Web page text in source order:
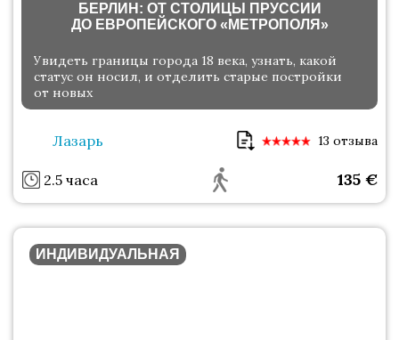
БЕРЛИН: ОТ СТОЛИЦЫ ПРУССИИ
ДО ЕВРОПЕЙСКОГО «МЕТРОПОЛЯ»
Увидеть границы города 18 века, узнать, какой
статус он носил, и отделить старые постройки
от новых
Лазарь 13 отзыва
2.5 часа 135 €
ИНДИВИДУАЛЬНАЯ